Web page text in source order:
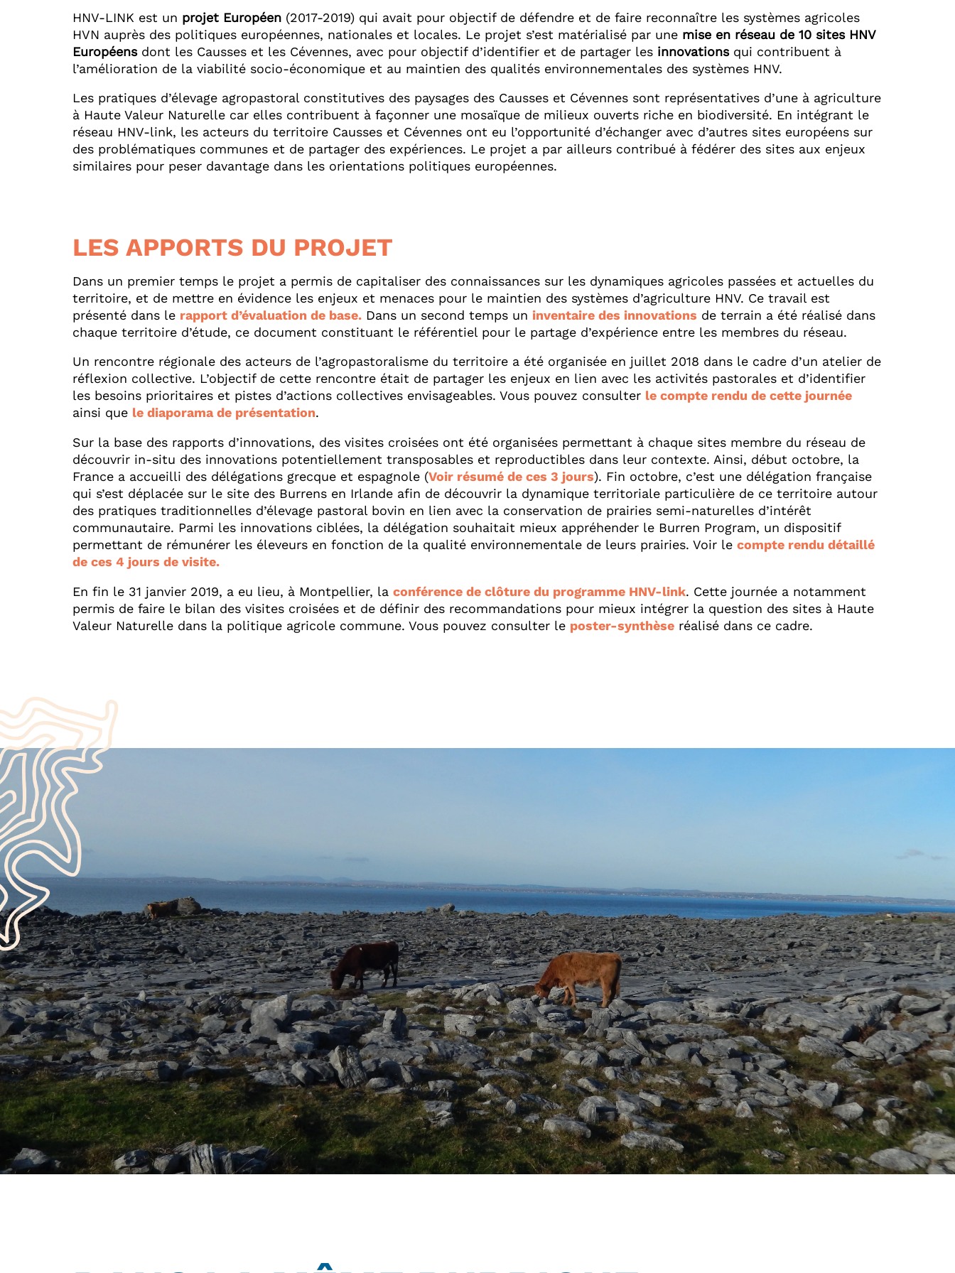
HNV-LINK est un projet Européen (2017-2019) qui avait pour objectif de défendre et de faire reconnaître les systèmes agricoles
HVN auprès des politiques européennes, nationales et locales. Le projet s’est matérialisé par une mise en réseau de 10 sites HNV
Européensdont les Causses et les Cévennes, avec pour objectif d’identifier et de partager les innovationsqui contribuent à
l’amélioration de la viabilité socio-économique et au maintien des qualités environnementales des systèmes HNV.
Les pratiques d’élevage agropastoral constitutives des paysages des Causses et Cévennes sont représentatives d’une à agriculture
à Haute Valeur Naturelle car elles contribuent à façonner une mosaïque de milieux ouverts riche en biodiversité. En intégrant le
réseau HNV-link, les acteurs du territoire Causses et Cévennes ont eu l’opportunité d’échanger avec d’autres sites européens sur
des problématiques communes et de partager des expériences. Le projet a par ailleurs contribué à fédérer des sites aux enjeux
similaires pour peser davantage dans les orientations politiques européennes.
LES APPORTS DU PROJET
Dans un premier temps le projet a permis de capitaliser des connaissances sur les dynamiques agricoles passées et actuelles du
territoire, et de mettre en évidence les enjeux et menaces pour le maintien des systèmes d’agriculture HNV. Ce travail est
présenté dans le rapport d’évaluation de base. Dans un second temps un inventaire des innovations de terrain a été réalisé dans
chaque territoire d’étude, ce document constituant le référentiel pour le partage d’expérience entre les membres du réseau.
Un rencontre régionale des acteurs de l’agropastoralisme du territoire a été organisée en juillet 2018 dans le cadre d’un atelier de
réflexion collective. L’objectif de cette rencontre était de partager les enjeux en lien avec les activités pastorales et d’identifier
les besoins prioritaires et pistes d’actions collectives envisageables. Vous pouvez consulter le compte rendu de cette journée
ainsi que le diaporama de présentation.
Sur la base des rapports d’innovations, des visites croisées ont été organisées permettant à chaque sites membre du réseau de
découvrir in-situ des innovations potentiellement transposables et reproductibles dans leur contexte. Ainsi, début octobre, la
France a accueilli des délégations grecque et espagnole (Voir résumé de ces 3 jours). Fin octobre, c’est une délégation française
qui s’est déplacée sur le site des Burrens en Irlande afin de découvrir la dynamique territoriale particulière de ce territoire autour
des pratiques traditionnelles d’élevage pastoral bovin en lien avec la conservation de prairies semi-naturelles d’intérêt
communautaire. Parmi les innovations ciblées, la délégation souhaitait mieux appréhender le Burren Program, un dispositif
permettant de rémunérer les éleveurs en fonction de la qualité environnementale de leurs prairies. Voir le compte rendu détaillé
de ces 4 jours de visite.
En fin le 31 janvier 2019, a eu lieu, à Montpellier, la conférence de clôture du programme HNV-link. Cette journée a notamment
permis de faire le bilan des visites croisées et de définir des recommandations pour mieux intégrer la question des sites à Haute
Valeur Naturelle dans la politique agricole commune. Vous pouvez consulter le poster-synthèse réalisé dans ce cadre.